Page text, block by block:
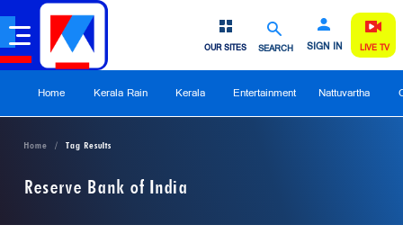
SEARCH SIGN IN
OUR SITES LIVE TV
Home Kerala Rain Kerala Entertainment Nattuvartha
Home Tag Results
Reserve Bank of India